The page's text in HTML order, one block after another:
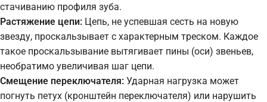
стачиванию профиля зуба.
Растяжение цепи: Цепь, не успевшая сесть на новую
звезду, проскальзывает с характерным треском. Каждое
такое проскальзывание вытягивает пины (оси) звеньев,
необратимо увеличивая шаг цепи.
Смещение переключателя: Ударная нагрузка может
погнуть петух (кронштейн переключателя) или нарушить